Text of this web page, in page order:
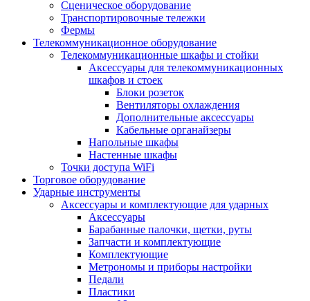
Сценическое оборудование
Транспортировочные тележки
Фермы
Телекоммуникационное оборудование
Телекоммуникационные шкафы и стойки
Аксессуары для телекоммуникационных
шкафов и стоек
Блоки розеток
Вентиляторы охлаждения
Дополнительные аксессуары
Кабельные органайзеры
Напольные шкафы
Настенные шкафы
Точки доступа WiFi
Торговое оборудование
Ударные инструменты
Аксессуары и комплектующие для ударных
Аксессуары
Барабанные палочки, щетки, руты
Запчасти и комплектующие
Комплектующие
Метрономы и приборы настройки
Педали
Пластики